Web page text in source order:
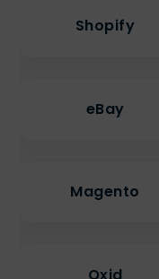
Shopify
eBay
Magento
Oxid